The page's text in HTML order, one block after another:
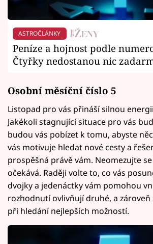
ASTROČLÁNKY
Peníze a hojnost podle
Čtyřky nedostanou nic
Osobní měsíční číslo 5
Listopad pro vás přináší silnou
Jakékoli stagnující situace pro vás
budou vás pobízet k tomu, abyste
vás motivuje hledat nové cesty a
prospěšná právě vám. Neomezujte
očekává. Raději volte to, co vás
dvojky a jedenáctky vám pomohou
rozhodnutí ovlivňují druhé, a
při hledání nejlepších možností.